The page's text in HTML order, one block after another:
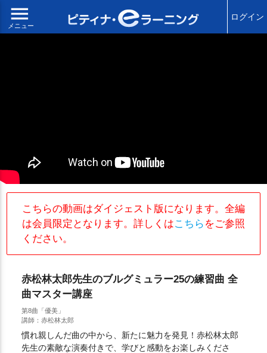
menu
メニュー
ログイン
こちらの動画はダイジェスト版になります。全編
は会員限定となります。詳しくはこちら をご参照
ください。
赤松林太郎先生のブルグミュラー25の練習曲 全
曲マスター講座
第8曲「優美」
講師：赤松林太郎
慣れ親しんだ曲の中から、新たに魅力を発見！赤松林太郎
先生の素敵な演奏付きで、学びと感動をお楽しみくださ